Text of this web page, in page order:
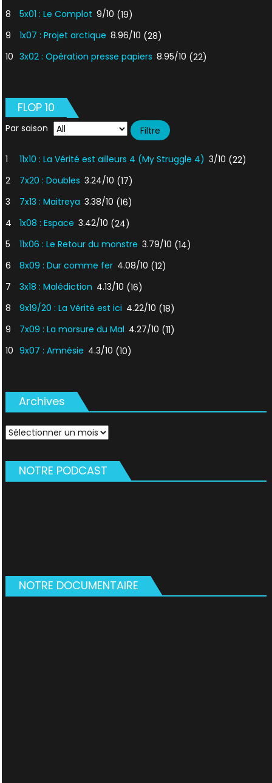
8
5x01 : Le Complot 9/10 (19)
9
1x07 : Projet arctique 8.96/10 (28)
10 3x02 : Opération presse papiers 8.95/10 (22)
FLOP 10
Par saison
1 11x10 : La Vérité est ailleurs 4 (My Struggle 4) 3/10 (22)
2
7x20 : Doubles 3.24/10 (17)
3
7x13 : Maitreya 3.38/10 (16)
4
1x08 : Espace 3.42/10 (24)
5
11x06 : Le Retour du monstre 3.79/10 (14)
6
8x09 : Dur comme fer 4.08/10 (12)
7
3x18 : Malédiction 4.13/10 (16)
8
9x19/20 : La Vérité est ici 4.22/10 (18)
9
7x09 : La morsure du Mal 4.27/10 (11)
10 9x07 : Amnésie 4.3/10 (10)
Archives
Archives
NOTRE PODCAST
NOTRE DOCUMENTAIRE